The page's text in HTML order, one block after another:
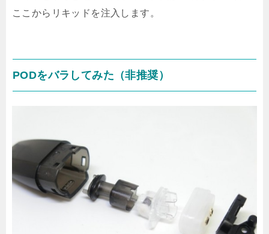
ここからリキッドを注入します。
PODをバラしてみた（非推奨）